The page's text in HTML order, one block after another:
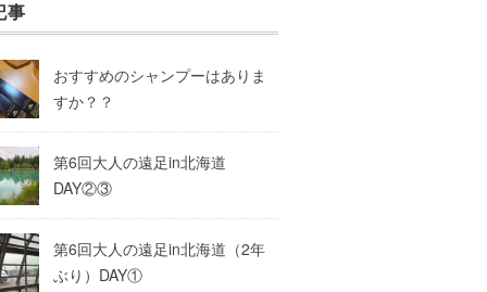
事
おすすめのシャンプーはありま
すか？？
第6回大人の遠足in北海道
DAY②③
第6回大人の遠足in北海道（2年
ぶり）DAY①